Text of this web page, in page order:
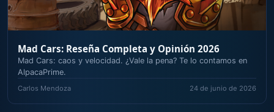
Mad Cars: Reseña Completa y Opinión 2026
Mad Cars: caos y velocidad. ¿Vale la pena? Te lo contamos en
AlpacaPrime.
Carlos Mendoza 24 de junio de 2026